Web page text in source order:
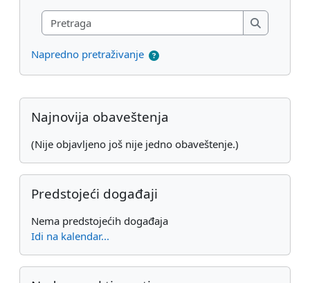
Pretraga
Pretraga
Napredno pretraživanje
Dodatni blokovi
Preskoči Najnovija obaveštenja
Najnovija obaveštenja
(Nije objavljeno još nije jedno obaveštenje.)
Preskoči Predstojeći događaji
Predstojeći događaji
Nema predstojećih događaja
Idi na kalendar...
Preskoči Nedavne aktivnosti